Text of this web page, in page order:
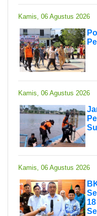
Kamis, 06 Agustus 2026
Kamis, 06 Agustus 2026
Kamis, 06 Agustus 2026